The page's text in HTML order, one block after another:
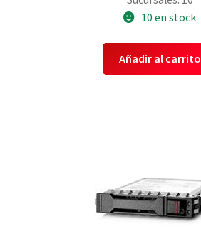
10 en stock
Añadir al carrito